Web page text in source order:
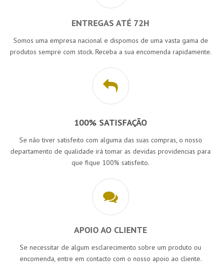
ENTREGAS ATÉ 72H
Somos uma empresa nacional e dispomos de uma vasta gama de
produtos sempre com stock. Receba a sua encomenda rapidamente.
100% SATISFAÇÃO
Se não tiver satisfeito com alguma das suas compras, o nosso
departamento de qualidade irá tomar as devidas providencias para
que fique 100% satisfeito.
APOIO AO CLIENTE
Se necessitar de algum esclarecimento sobre um produto ou
encomenda, entre em contacto com o nosso apoio ao cliente.